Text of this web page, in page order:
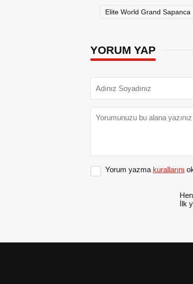
Elite World Grand Sapanca
YORUM YAP
Yorum yazma kurallarını
İlk